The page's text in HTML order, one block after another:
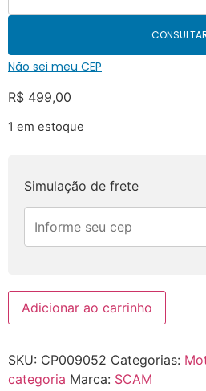
Não sei meu CEP
R$ 499,00
1 em estoque
Simulação de frete
Adicionar ao carrinho
SKU: CP009052 Categorias:
categoria Marca: SCAM